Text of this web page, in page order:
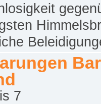
7